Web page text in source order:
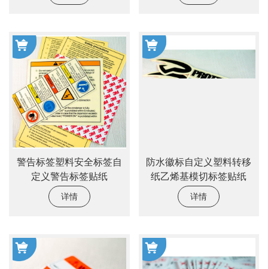
警告标签塑料安全标签自
定义警告标签贴纸
详情
防水徽标自定义塑料转移
纸乙烯基模切标签贴纸
详情